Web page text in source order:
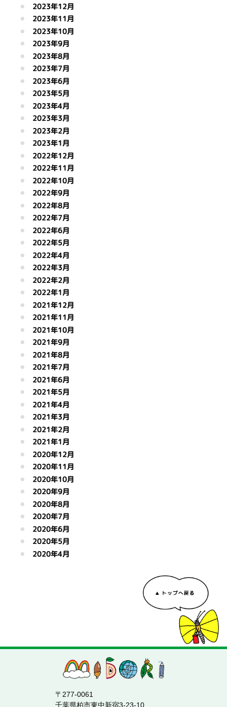
2023年12月
2023年11月
2023年10月
2023年9月
2023年8月
2023年7月
2023年6月
2023年5月
2023年4月
2023年3月
2023年2月
2023年1月
2022年12月
2022年11月
2022年10月
2022年9月
2022年8月
2022年7月
2022年6月
2022年5月
2022年4月
2022年3月
2022年2月
2022年1月
2021年12月
2021年11月
2021年10月
2021年9月
2021年8月
2021年7月
2021年6月
2021年5月
2021年4月
2021年3月
2021年2月
2021年1月
2020年12月
2020年11月
2020年10月
2020年9月
2020年8月
2020年7月
2020年6月
2020年5月
2020年4月
〒277-0061
千葉県柏市東中新宿3-23-10